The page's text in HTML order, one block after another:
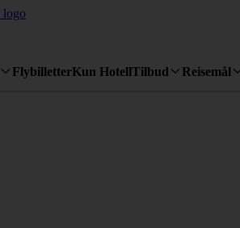
FlybilletterKun HotellTilbud Reisemål